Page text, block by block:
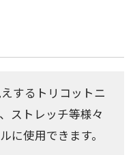
するトリコットニ
ストレッチ等様々
に使用できます。